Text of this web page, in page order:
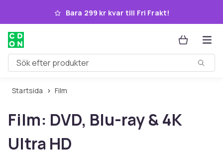
Hoppa till huvudinnehållet
Bara 299 kr kvar till Fri Frakt!
Sök efter produkter
Startsida Film
Film: DVD, Blu-ray & 4K
Ultra HD